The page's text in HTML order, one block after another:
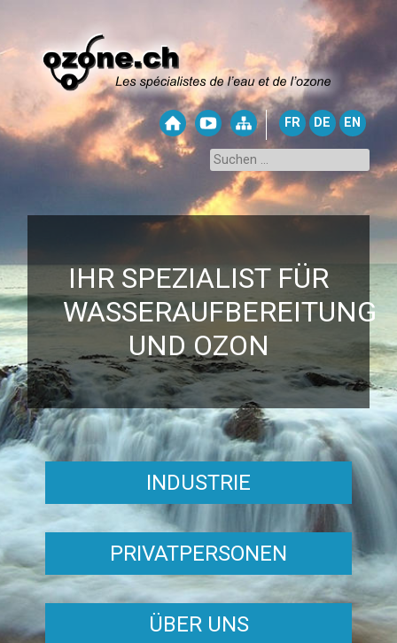
FR DE EN
IHR SPEZIALIST FÜR
WASSERAUFBEREITUNG
UND OZON
INDUSTRIE
PRIVATPERSONEN
ÜBER UNS